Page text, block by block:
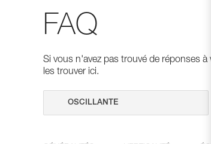
FAQ
Si vous n'avez pas trouvé de réponses
les trouver ici.